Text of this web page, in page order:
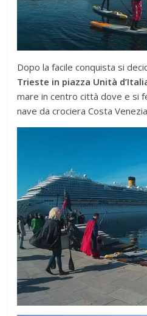
Dopo la facile conquista si
Trieste in piazza Unità
mare in centro città dove e si
nave da crociera Costa